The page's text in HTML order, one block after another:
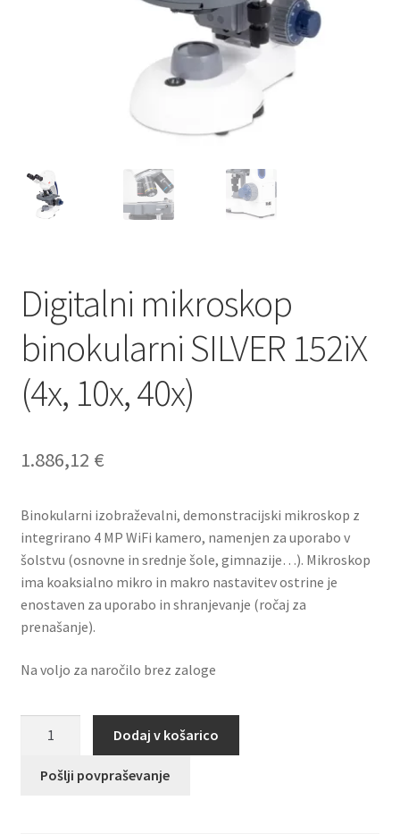
Digitalni mikroskop
binokularni SILVER 152iX
(4x, 10x, 40x)
1.886,12 €
Binokularni izobraževalni, demonstracijski mikroskop z
integrirano 4 MP WiFi kamero, namenjen za uporabo v
šolstvu (osnovne in srednje šole, gimnazije…). Mikroskop
ima koaksialno mikro in makro nastavitev ostrine je
enostaven za uporabo in shranjevanje (ročaj za
prenašanje).
Na voljo za naročilo brez zaloge
binokularni
Dodaj v košarico
Pošlji povpraševanje